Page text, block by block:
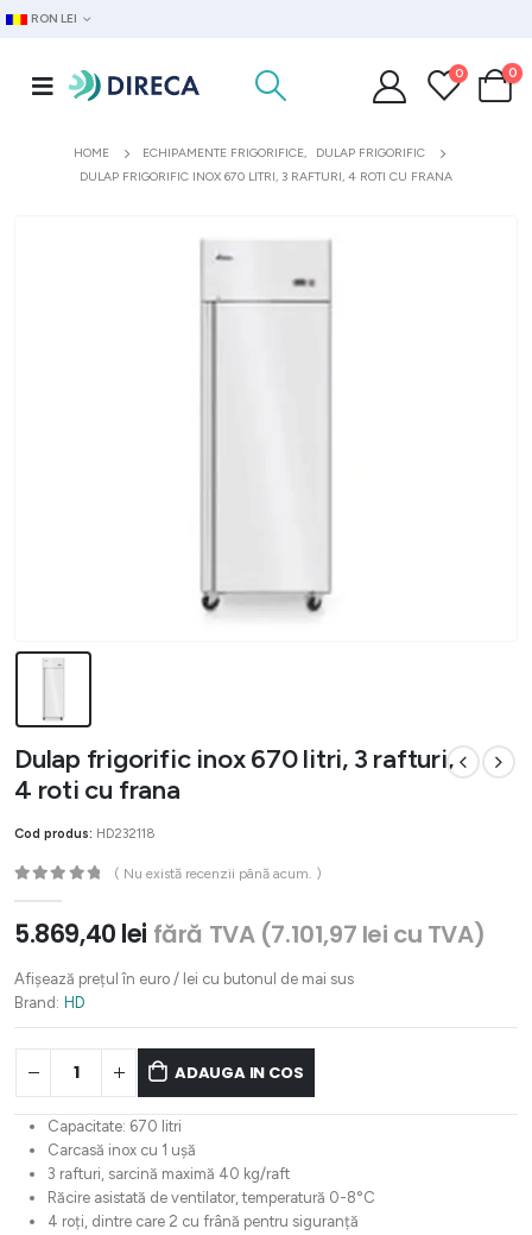
RON LEI
0 0
HOME ECHIPAMENTE FRIGORIFICE,
DULAP FRIGORIFIC
DULAP FRIGORIFIC INOX 670 LITRI, 3 RAFTURI, 4 ROTI CU FRANA
Dulap frigorific inox 670 litri, 3 rafturi,
4 roti cu frana
Cod produs: HD232118
( Nu există recenzii până acum. )
5.869,40 lei fără TVA (7.101,97 lei cu TVA)
Afișează prețul în euro / lei cu butonul de mai sus
Brand: HD
ADAUGA IN COS
Capacitate: 670 litri
Carcasă inox cu 1 ușă
3 rafturi, sarcină maximă 40 kg/raft
Răcire asistată de ventilator, temperatură 0-8°C
4 roți, dintre care 2 cu frână pentru siguranță